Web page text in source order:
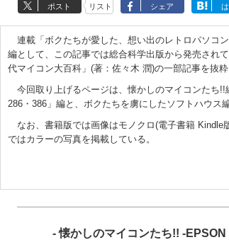
ポスト リスト シェア
連載「ボクたちが愛した、想い出のレトロパソコ
編として、この記事では総合科学出版から発売され
代マイコン大百科」(著：佐々木 潤)の一部記事を抜粋
今回取り上げるページは、懐かしのマイコンたち!!
286・386」編と、ボクたちを虜にしたソフトハウス
なお、書籍版では画像はモノクロ(電子書籍 Kindle
ではカラーの写真を掲載している。
- 懐かしのマイコンたち!! -